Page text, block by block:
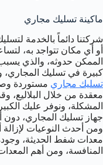
ماكينة تسليك مجاري
شركتنا دائماً بالخدمة
أو أي مكان تتواجد به،
الممكن حدوثه، والذي
كبيرة في تسليك
تسليك مجاري مستوردة
معقدة من خلال البلاليع،
المشكلة، ونوفر عليك
جهاز تسليك المجاري، دون
ومن أحدث النوعيات
معدات شفط الحديثة،
المنافسة، ومن أهم